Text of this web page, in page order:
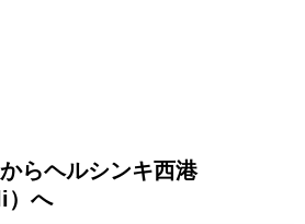
らヘルシンキ西港
）へ